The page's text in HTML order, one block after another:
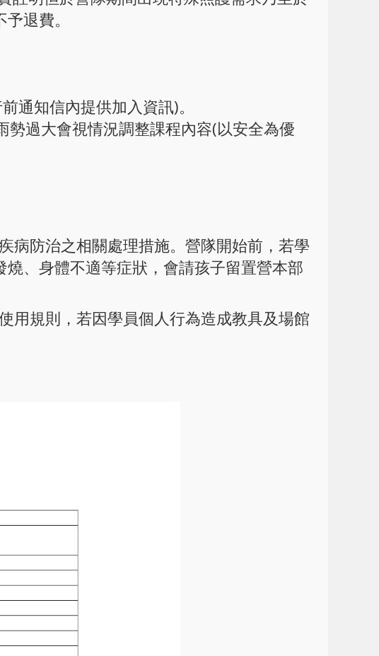
退費。
通知信內提供加入資訊)。
過大會視情況調整課程內容(以安全為優
病防治之相關處理措施。營隊開始前，若學
、身體不適等症狀，會請孩子留置營本部
用規則，若因學員個人行為造成教具及場館